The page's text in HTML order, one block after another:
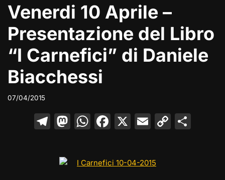
Venerdi 10 Aprile –
Presentazione del Libro
“I Carnefici” di Daniele
Biacchessi
07/04/2015
T
e
gr
M
o
W
s
F
e
X E C